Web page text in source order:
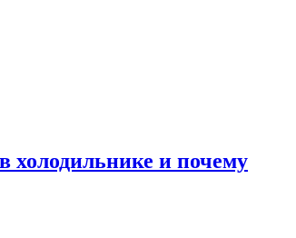
холодильнике и почему